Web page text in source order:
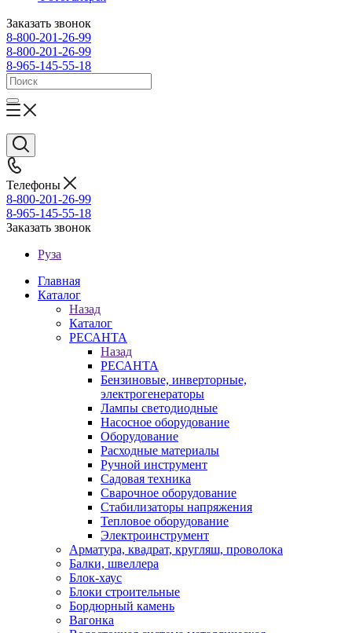
Заказать звонок
8-800-201-26-99
8-800-201-26-99
8-965-145-55-18
Телефоны
8-800-201-26-99
8-965-145-55-18
Заказать звонок
Руза
Главная
Каталог
Назад
Каталог
РЕСАНТА
Назад
РЕСАНТА
Бензиновые, инверторные,
электрогенераторы
Лампы светодиодные
Насосное оборудование
Оборудование
Расходные материалы
Ручной инструмент
Садовая техника
Сварочное оборудование
Стабилизаторы напряжения
Тепловое оборудование
Электроинструмент
Арматура, квадрат, кругляш, проволока
Балки, швеллера
Блок-хаус
Блоки строительные
Бордюрный камень
Вагонка